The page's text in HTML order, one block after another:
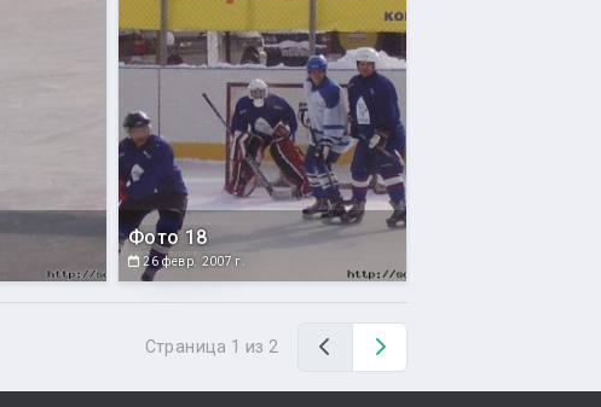
Фото 18
26 февр. 2007 г.
Страница 1 из 2 Назад